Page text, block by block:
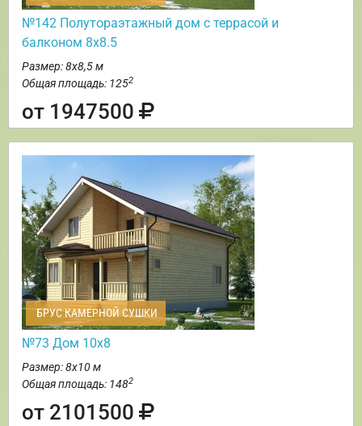
№142 Полутораэтажный дом с террасой и
балконом 8х8.5
Размер: 8х8,5 м
Общая площадь: 1252
от 1947500
БРУС КАМЕРНОЙ СУШКИ
№73 Дом 10х8
Размер: 8х10 м
Общая площадь: 1482
от 2101500